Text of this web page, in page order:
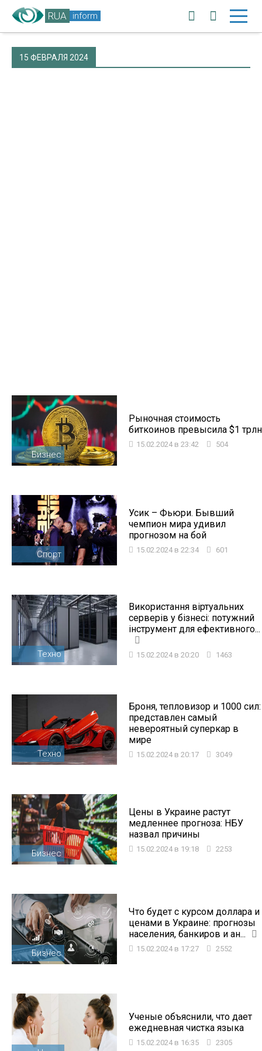
RUA inform
15 ФЕВРАЛЯ 2024
Бизнес
Рыночная стоимость
биткоинов превысила $1 трлн
15.02.2024 в 23:42 504
Спорт
Усик – Фьюри. Бывший
чемпион мира удивил
прогнозом на бой
15.02.2024 в 22:34 601
Техно
Використання віртуальних
серверів у бізнесі: потужний
інструмент для ефективного...
15.02.2024 в 20:20 1463
Техно
Броня, тепловизор и 1000 сил:
представлен самый
невероятный суперкар в
мире
15.02.2024 в 20:17 3049
Бизнес
Цены в Украине растут
медленнее прогноза: НБУ
назвал причины
15.02.2024 в 19:18 2253
Бизнес
Что будет с курсом доллара и
ценами в Украине: прогнозы
населения, банкиров и ан...
15.02.2024 в 17:27 2552
Ученые объяснили, что дает
ежедневная чистка языка
15.02.2024 в 16:35 2305